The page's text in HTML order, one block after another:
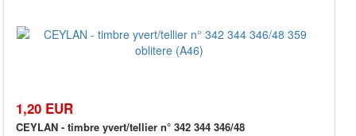
1,20 EUR
CEYLAN - timbre yvert/tellier n° 342 344 346/48